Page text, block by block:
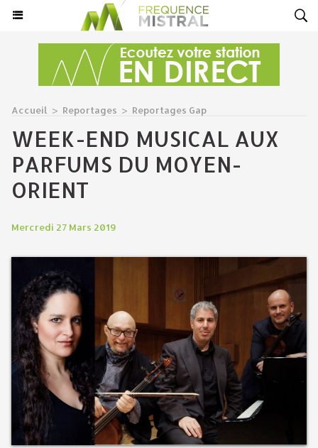
Accueil > Reportages > Reportages Gap
WEEK-END MUSICAL AUX
PARFUMS DU MOYEN-
ORIENT
Mercredi 27 Mars 2019